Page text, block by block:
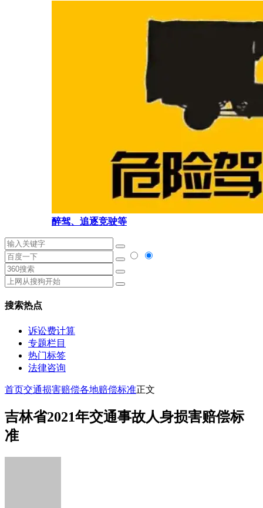
醉驾、追逐竞驶等
搜索热点
诉讼费计算
专题栏目
热门标签
法律咨询
首页交通损害赔偿各地赔偿标准正文
吉林省2021年交通事故人身损害赔偿标
准